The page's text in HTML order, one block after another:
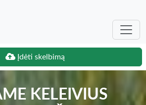
Įdėti skelbimą
KELEIVIUS